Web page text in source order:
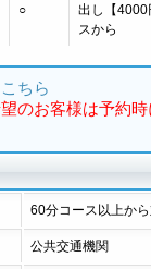
○
出し【
スから
こちら
のお客様は予約
60分コース以上か
公共交通機関